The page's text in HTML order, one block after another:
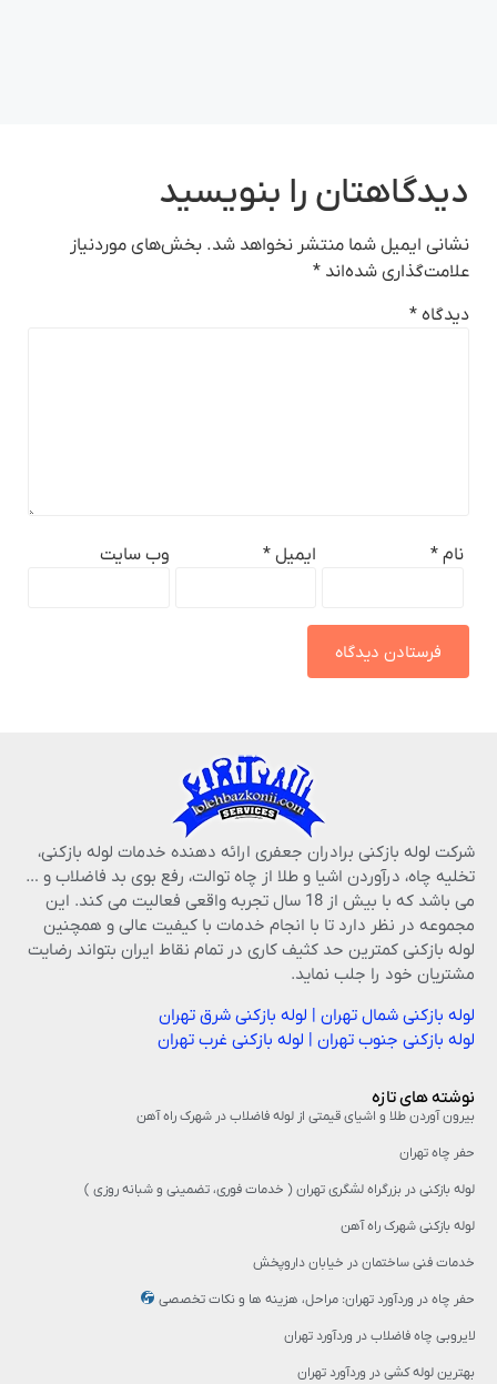
دیدگاهتان را بنویسید
نشانی ایمیل شما منتشر نخواهد شد. بخش‌های موردنیاز
علامت‌گذاری شده‌اند *
دیدگاه *
نام * ایمیل * وب‌ سایت
شرکت لوله بازکنی برادران جعفری ارائه دهنده خدمات لوله بازکنی،
تخلیه چاه، درآوردن اشیا و طلا از چاه توالت، رفع بوی بد فاضلاب و …
می باشد که با بیش از 18 سال تجربه واقعی فعالیت می کند. این
مجموعه در نظر دارد تا با انجام خدمات با کیفیت عالی و همچنین
لوله بازکنی کمترین حد کثیف کاری در تمام نقاط ایران بتواند رضایت
مشتریان خود را جلب نماید.
لوله بازکنی شمال تهران | لوله بازکنی شرق تهران
لوله بازکنی جنوب تهران | لوله بازکنی غرب تهران
نوشته های تازه
بیرون آوردن طلا و اشیای قیمتی از لوله فاضلاب در شهرک راه‌ آهن
حفر چاه تهران
لوله بازکنی در بزرگراه لشگری تهران ( خدمات فوری، تضمینی و شبانه روزی )
لوله بازکنی شهرک راه آهن
خدمات فنی ساختمان در خیابان داروپخش
حفر چاه در وردآورد تهران: مراحل، هزینه‌ ها و نکات تخصصی
لایروبی چاه فاضلاب در وردآورد تهران
بهترین لوله کشی در وردآورد تهران